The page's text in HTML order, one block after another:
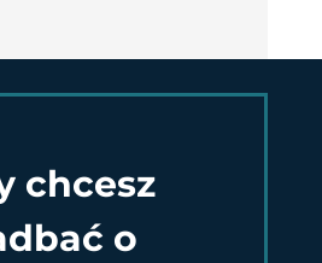
chcesz
o